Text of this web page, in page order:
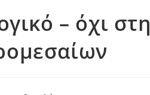
– όχι στη